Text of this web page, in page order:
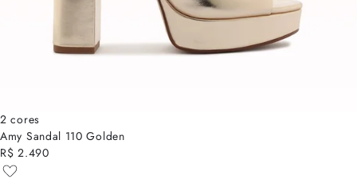
2 cores
Amy Sandal 110 Golden
R$ 2.490